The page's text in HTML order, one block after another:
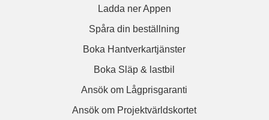
Ladda ner Appen
Spåra din beställning
Boka Hantverkartjänster
Boka Släp & lastbil
Ansök om Lågprisgaranti
Ansök om Projektvärldskortet